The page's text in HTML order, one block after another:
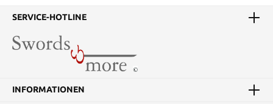
SERVICE-HOTLINE
INFORMATIONEN